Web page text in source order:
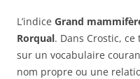
L’indice Grand
Rorqual. Dans Crostic,
sur un vocabulaire
nom propre ou une